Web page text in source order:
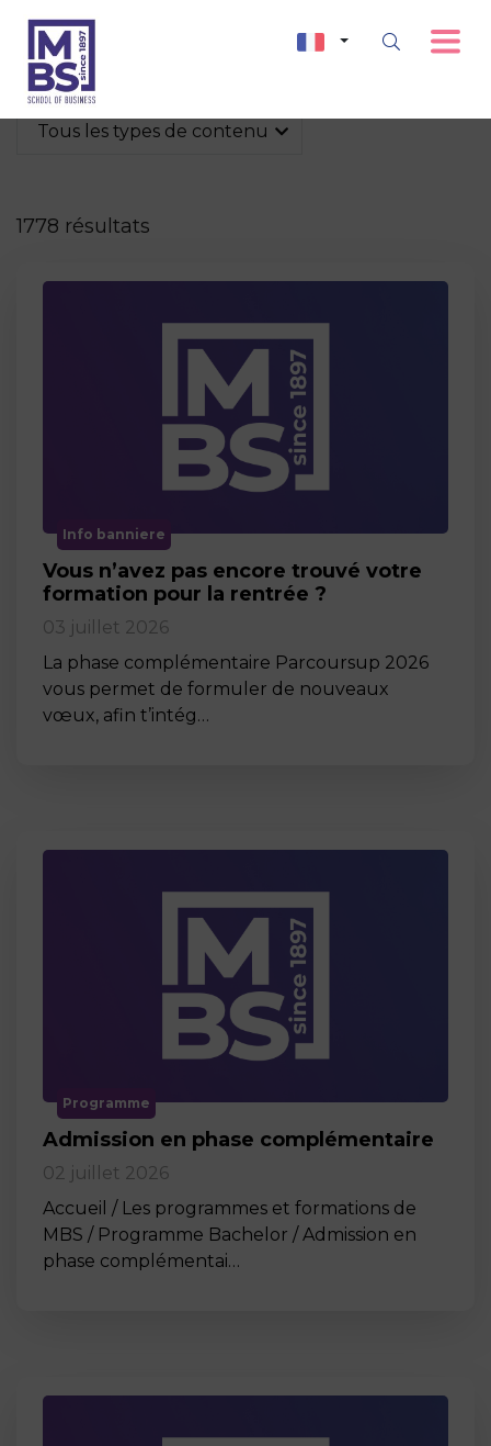
Tous les types de contenu
1778 résultats
Info banniere
Vous n’avez pas encore trouvé votre
formation pour la rentrée ?
03 juillet 2026
La phase complémentaire Parcoursup 2026
vous permet de formuler de nouveaux
vœux, afin t’intég…
Programme
Admission en phase complémentaire
02 juillet 2026
Accueil / Les programmes et formations de
MBS / Programme Bachelor / Admission en
phase complémentai…